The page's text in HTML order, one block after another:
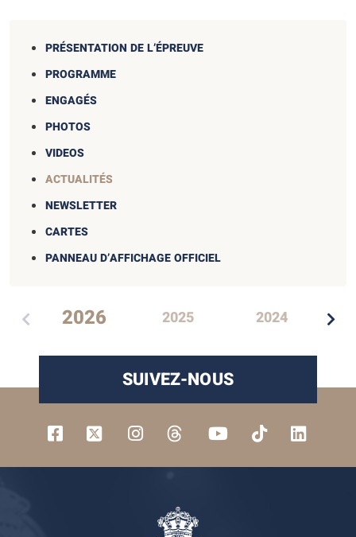
PRÉSENTATION DE L’ÉPREUVE
PROGRAMME
ENGAGÉS
PHOTOS
VIDEOS
ACTUALITÉS
NEWSLETTER
CARTES
PANNEAU D’AFFICHAGE OFFICIEL
2026 2025 2024
SUIVEZ-NOUS